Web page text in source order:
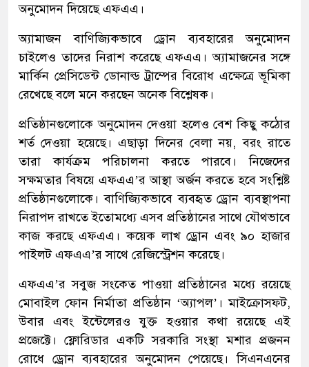
অনুমোদন দিয়েছে এফএএ।
অ্যামাজন বাণিজ্যিকভাবে ড্রোন ব্যবহারের অনুমোদন
চাইলেও তাদের নিরাশ করেছে এফএএ। অ্যামাজনের সঙ্গে
মার্কিন প্রেসিডেন্ট ডোনাল্ড ট্রাম্পের বিরোধ এক্ষেত্রে ভূমিকা
রেখেছে বলে মনে করছেন অনেক বিশ্লেষক।
প্রতিষ্ঠানগুলোকে অনুমোদন দেওয়া হলেও বেশ কিছু কঠোর
শর্ত দেওয়া হয়েছে। এছাড়া দিনের বেলা নয়, বরং রাতে
তারা কার্যক্রম পরিচালনা করতে পারবে। নিজেদের
সক্ষমতার বিষয়ে এফএএ’র আস্থা অর্জন করতে হবে সংশ্লিষ্ট
প্রতিষ্ঠানগুলোকে। বাণিজ্যিকভাবে ব্যবহৃত ড্রোন ব্যবস্থাপনা
নিরাপদ রাখতে ইতোমধ্যে এসব প্রতিষ্ঠানের সাথে যৌথভাবে
কাজ করছে এফএএ। কয়েক লাখ ড্রোন এবং ৯০ হাজার
পাইলট এফএএ’র সাথে রেজিস্ট্রেশন করেছে।
এফএএ’র সবুজ সংকেত পাওয়া প্রতিষ্ঠানের মধ্যে রয়েছে
মোবাইল ফোন নির্মাতা প্রতিষ্ঠান ‘অ্যাপল’। মাইক্রোসফট,
উবার এবং ইন্টেলেরও যুক্ত হওয়ার কথা রয়েছে এই
প্রজেক্টে। ফ্লোরিডার একটি সরকারি সংস্থা মশার প্রজনন
রোধে ড্রোন ব্যবহারের অনুমোদন পেয়েছে। সিএনএনের